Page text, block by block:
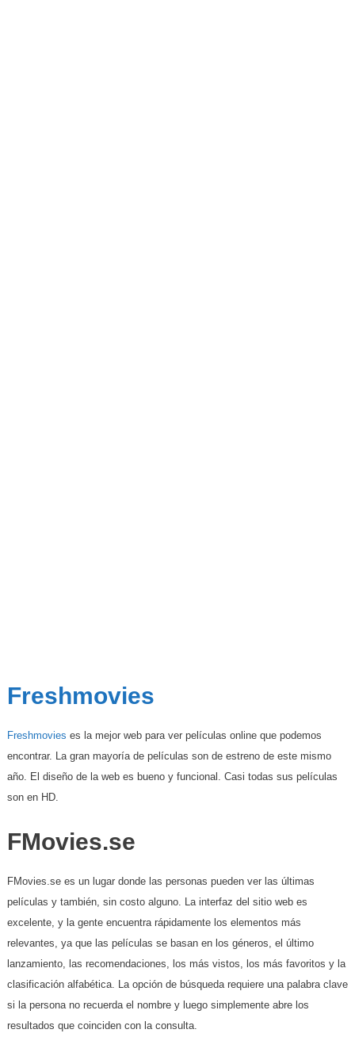
Freshmovies
Freshmovies es la mejor web para ver películas online que podemos
encontrar. La gran mayoría de películas son de estreno de este mismo
año. El diseño de la web es bueno y funcional. Casi todas sus películas
son en HD.
FMovies.se
FMovies.se es un lugar donde las personas pueden ver las últimas
películas y también, sin costo alguno. La interfaz del sitio web es
excelente, y la gente encuentra rápidamente los elementos más
relevantes, ya que las películas se basan en los géneros, el último
lanzamiento, las recomendaciones, los más vistos, los más favoritos y la
clasificación alfabética. La opción de búsqueda requiere una palabra clave
si la persona no recuerda el nombre y luego simplemente abre los
resultados que coinciden con la consulta.